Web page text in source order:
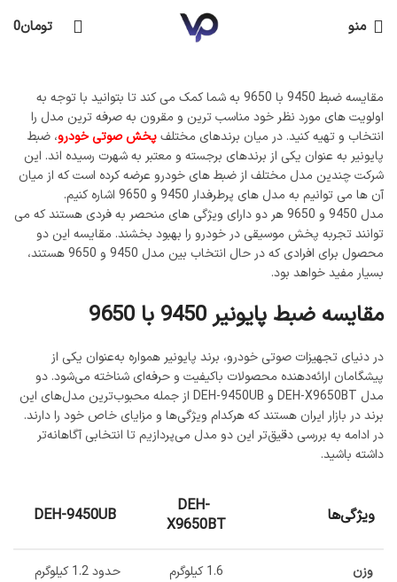
منو تومان0
مقایسه ضبط 9450 با 9650 به شما کمک می کند تا بتوانید با توجه به
اولویت های مورد نظر خود مناسب ترین و مقرون به صرفه ترین مدل را
انتخاب و تهیه کنید. در میان برندهای مختلفپخش صوتی خودرو، ضبط
پایونیر به عنوان یکی از برندهای برجسته و معتبر به شهرت رسیده‌ اند. این
شرکت چندین مدل مختلف از ضبط‌ های خودرو عرضه کرده است که از میان
آن ها می توانیم به مدل ‌های پرطرفدار 9450 و 9650 اشاره کنیم.
مدل 9450 و 9650 هر دو دارای ویژگی ‌های منحصر به فردی هستند که می
‌توانند تجربه پخش موسیقی در خودرو را بهبود بخشند. مقایسه این دو
محصول برای افرادی که در حال انتخاب بین مدل 9450 و 9650 هستند،
بسیار مفید خواهد بود.
مقایسه ضبط پایونیر 9450 با 9650
در دنیای تجهیزات صوتی خودرو، برند پایونیر همواره به‌عنوان یکی از
پیشگامان ارائه‌دهنده محصولات باکیفیت و حرفه‌ای شناخته می‌شود. دو
مدل DEH-X9650BT و DEH-9450UB از جمله محبوب‌ترین مدل‌های این
برند در بازار ایران هستند که هرکدام ویژگی‌ها و مزایای خاص خود را دارند.
در ادامه به بررسی دقیق‌تر این دو مدل می‌پردازیم تا انتخابی آگاهانه‌تر
داشته باشید.
ویژگی‌ها
DEH-
X9650BT
وزن 1.6 کیلوگرم حدود 1.2 کیلوگرم